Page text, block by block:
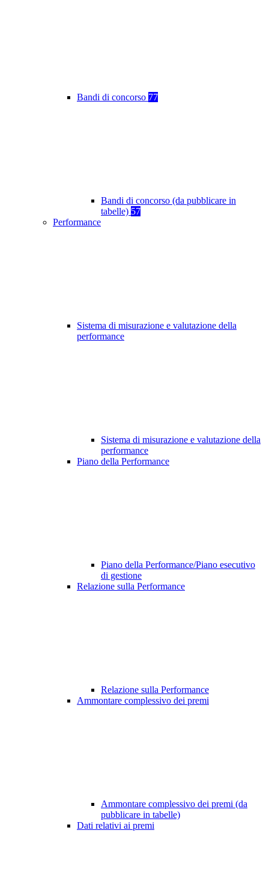
Bandi di concorso 77
Bandi di concorso (da pubblicare in
tabelle) 57
Performance
Sistema di misurazione e valutazione della
performance
Sistema di misurazione e valutazione della
performance
Piano della Performance
Piano della Performance/Piano esecutivo
di gestione
Relazione sulla Performance
Relazione sulla Performance
Ammontare complessivo dei premi
Ammontare complessivo dei premi (da
pubblicare in tabelle)
Dati relativi ai premi